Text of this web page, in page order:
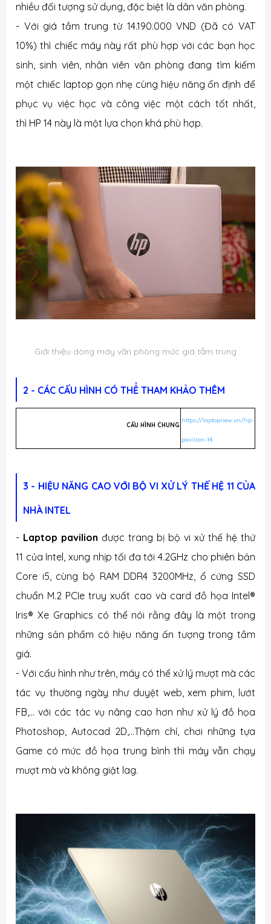
nhiều đối tượng sử dụng, đặc biệt là dân văn phòng.
- Với giá tầm trung từ 14.190.000 VND (Đã có VAT
10%) thì chiếc máy này rất phù hợp với các bạn học
sinh, sinh viên, nhân viên văn phòng đang tìm kiếm
một chiếc laptop gọn nhẹ cùng hiệu năng ổn định để
phục vụ việc học và công việc một cách tốt nhất,
thì HP 14 này là một lựa chọn khá phù hợp.
Giới thiệu dòng máy văn phòng mức giá tầm trung
2 - CÁC CẤU HÌNH CÓ THỂ THAM KHẢO THÊM
CẤU HÌNH CHUNG
https://laptopnew.vn/hp-
pavilion-14
3 - HIỆU NĂNG CAO VỚI BỘ VI XỬ LÝ THẾ HỆ 11 CỦA
NHÀ INTEL
- Laptop pavilion được trang bị bộ vi xử thế hệ thứ
11 của Intel, xung nhịp tối đa tới 4.2GHz cho phiên bản
Core i5, cùng bộ RAM DDR4 3200MHz, ổ cứng SSD
chuẩn M.2 PCIe truy xuất cao và card đồ họa Intel®
Iris® Xe Graphics có thể nói rằng đây là một trong
những sản phẩm có hiệu năng ấn tượng trong tầm
giá.
- Với cấu hình như trên, máy có thể xử lý mượt mà các
tác vụ thường ngày như duyệt web, xem phim, lướt
FB,… với các tác vụ nâng cao hơn như xử lý đồ họa
Photoshop, Autocad 2D,…Thậm chí, chơi những tựa
Game có mức đồ họa trung bình thì máy vẫn chạy
mượt mà và không giật lag.